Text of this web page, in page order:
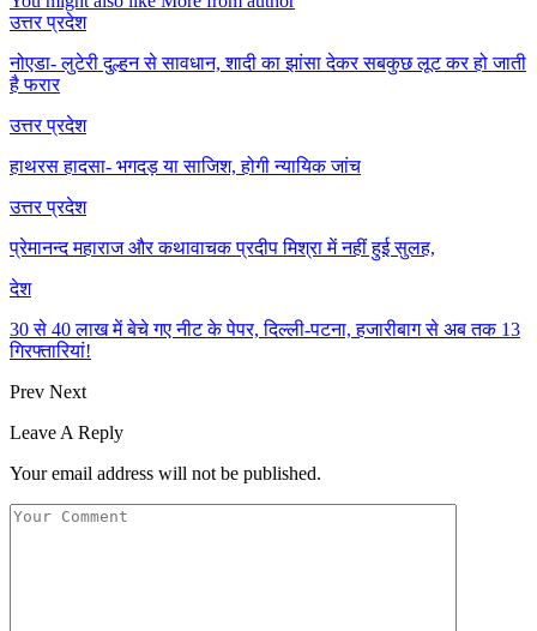
उत्तर प्रदेश
नोएडा- लुटेरी दुल्हन से सावधान, शादी का झांसा देकर सबकुछ लूट कर हो जाती
है फरार
उत्तर प्रदेश
हाथरस हादसा- भगदड़ या साजिश, होगी न्यायिक जांच
उत्तर प्रदेश
प्रेमानन्द महाराज और कथावाचक प्रदीप मिश्रा में नहीं हुई सुलह,
देश
30 से 40 लाख में बेचे गए नीट के पेपर, दिल्ली-पटना, हजारीबाग से अब तक 13
गिरफ्तारियां!
Prev Next
Leave A Reply
Your email address will not be published.